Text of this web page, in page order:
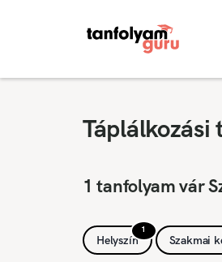
Táplálkozási
1 tanfolyam vár
1
Helyszín Szakmai